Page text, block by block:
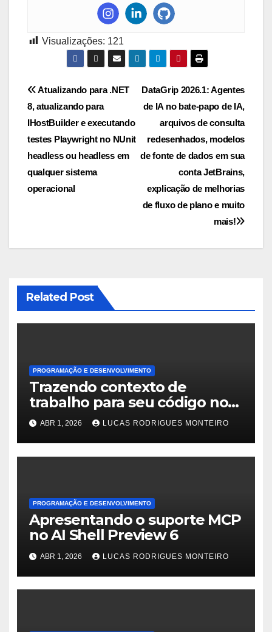
Visualizações: 121
Navegação
de
Post
DataGrip 2026.1: Agentes
de IA no bate-papo de IA,
arquivos de consulta
redesenhados, modelos
de fonte de dados em sua
conta JetBrains,
explicação de melhorias
de fluxo de plano e muito
mais!
Atualizando para .NET
8, atualizando para
IHostBuilder e executando
testes Playwright no NUnit
headless ou headless em
qualquer sistema
operacional
Related Post
PROGRAMAÇÃO E DESENVOLVIMENTO
Trazendo contexto de
trabalho para seu código no
GitHub Copilot
ABR 1, 2026 LUCAS RODRIGUES MONTEIRO
PROGRAMAÇÃO E DESENVOLVIMENTO
Apresentando o suporte MCP
no AI Shell Preview 6
ABR 1, 2026 LUCAS RODRIGUES MONTEIRO